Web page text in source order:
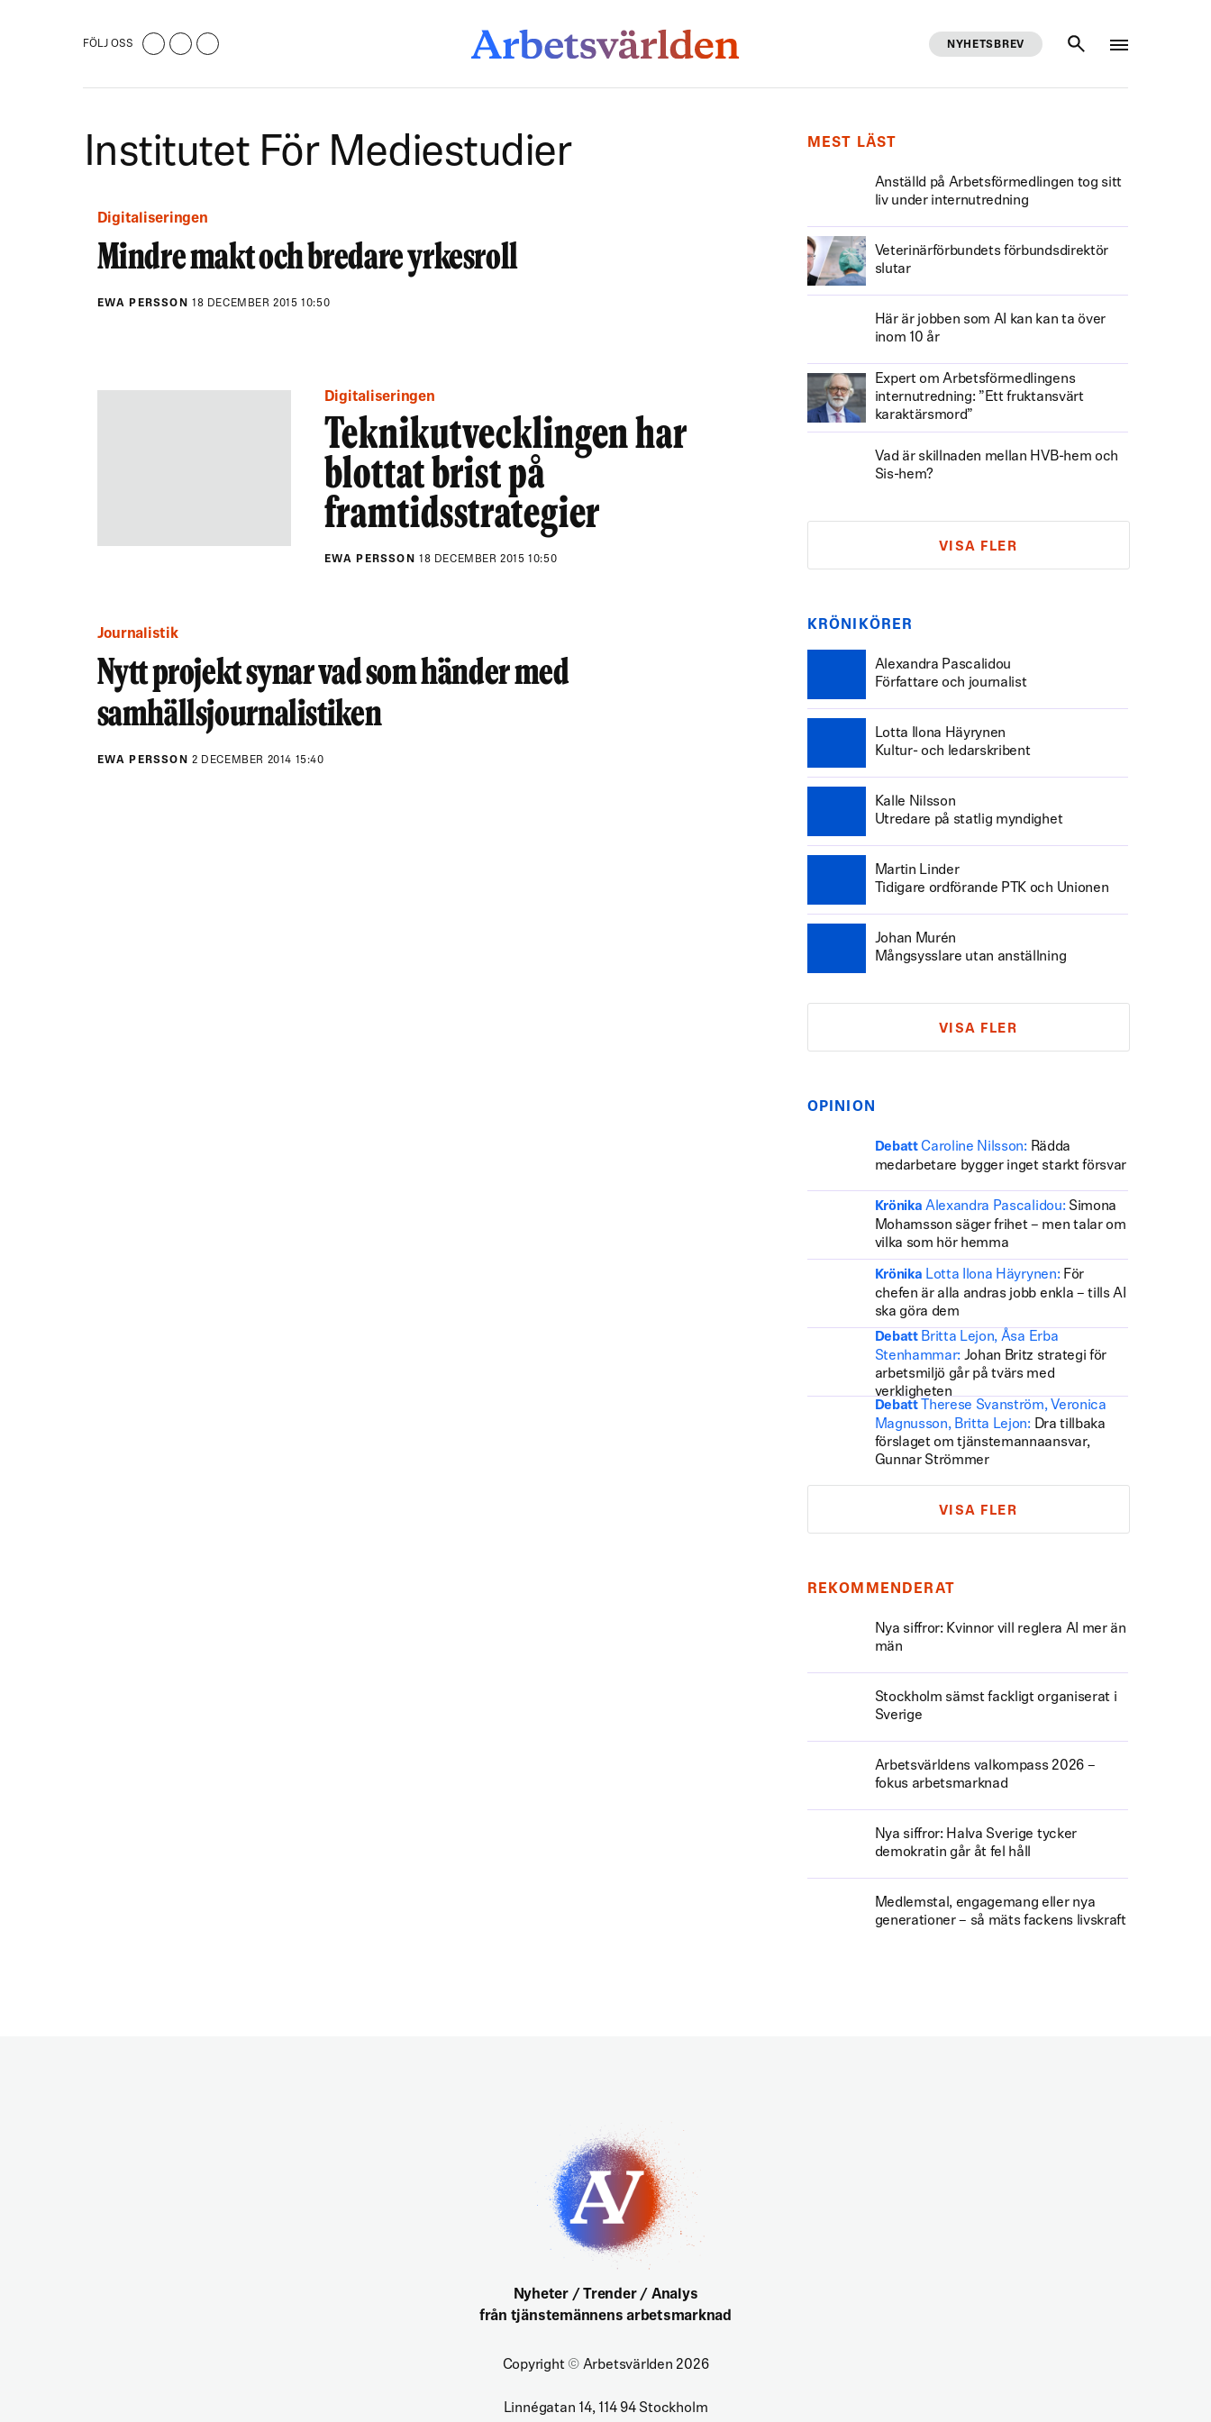
FÖLJ OSS NYHETSBREV
Institutet För Mediestudier
Digitaliseringen
Mindre makt och bredare yrkesroll
EWA PERSSON 18 DECEMBER 2015 10:50
Digitaliseringen
Teknikutvecklingen har
blottat brist på
framtidsstrategier
EWA PERSSON 18 DECEMBER 2015 10:50
Journalistik
Nytt projekt synar vad som händer med
samhällsjournalistiken
EWA PERSSON 2 DECEMBER 2014 15:40
MEST LÄST
Anställd på Arbetsförmedlingen tog sitt
liv under internutredning
Veterinärförbundets förbundsdirektör
slutar
Här är jobben som AI kan kan ta över
inom 10 år
Expert om Arbetsförmedlingens
internutredning: ”Ett fruktansvärt
karaktärsmord”
Vad är skillnaden mellan HVB-hem och
Sis-hem?
VISA FLER
KRÖNIKÖRER
Alexandra Pascalidou
Författare och journalist
Lotta Ilona Häyrynen
Kultur- och ledarskribent
Kalle Nilsson
Utredare på statlig myndighet
Martin Linder
Tidigare ordförande PTK och Unionen
Johan Murén
Mångsysslare utan anställning
VISA FLER
OPINION
Debatt Caroline Nilsson: Rädda
medarbetare bygger inget starkt försvar
Krönika Alexandra Pascalidou: Simona
Mohamsson säger frihet – men talar om
vilka som hör hemma
Krönika Lotta Ilona Häyrynen: För
chefen är alla andras jobb enkla – tills AI
ska göra dem
Debatt Britta Lejon, Åsa Erba
Stenhammar: Johan Britz strategi för
arbetsmiljö går på tvärs med
verkligheten
Debatt
Therese Svanström, Veronica
Magnusson, Britta Lejon: Dra tillbaka
förslaget om tjänstemannaansvar,
Gunnar Strömmer
VISA FLER
REKOMMENDERAT
Nya siffror: Kvinnor vill reglera AI mer än
män
Stockholm sämst fackligt organiserat i
Sverige
Arbetsvärldens valkompass 2026 –
fokus arbetsmarknad
Nya siffror: Halva Sverige tycker
demokratin går åt fel håll
Medlemstal, engagemang eller nya
generationer – så mäts fackens livskraft
Nyheter / Trender / Analys
från tjänstemännens arbetsmarknad
Copyright ©Arbetsvärlden 2026
Linnégatan 14, 114 94 Stockholm